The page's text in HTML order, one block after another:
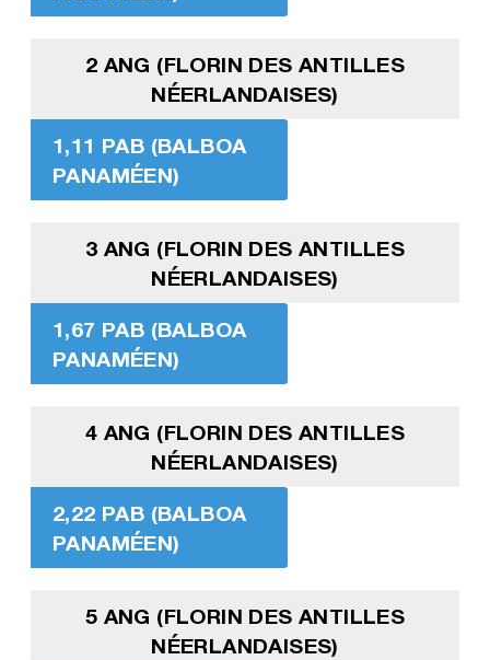
2 ANG (FLORIN DES ANTILLES
NÉERLANDAISES)
1,11 PAB (BALBOA
PANAMÉEN)
3 ANG (FLORIN DES ANTILLES
NÉERLANDAISES)
1,67 PAB (BALBOA
PANAMÉEN)
4 ANG (FLORIN DES ANTILLES
NÉERLANDAISES)
2,22 PAB (BALBOA
PANAMÉEN)
5 ANG (FLORIN DES ANTILLES
NÉERLANDAISES)